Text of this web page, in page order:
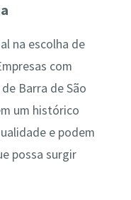
na escolha de
com
Barra de São
um histórico
e podem
possa surgir